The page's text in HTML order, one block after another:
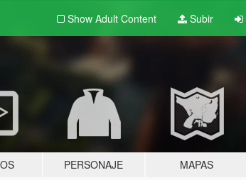
Show Adult Content Subir
PERSONAJE MAPAS